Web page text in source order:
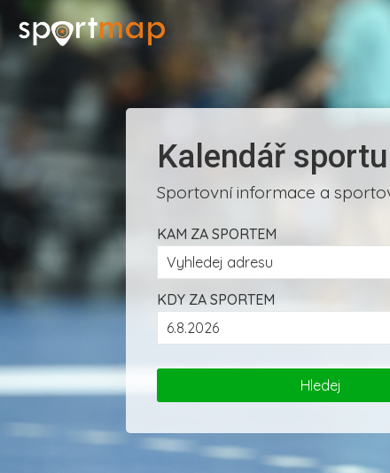
Kalendář sportu
Sportovní informace a
KAM ZA SPORTEM
KDY ZA SPORTEM